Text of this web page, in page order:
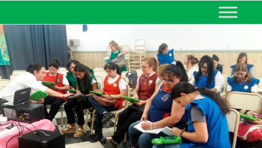
MINISTERIO DE EDUCACIÓN
DE CORRIENTES